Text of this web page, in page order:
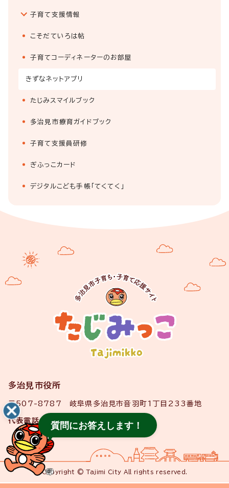
子育て支援情報
こそだていろは帖
子育てコーディネーターのお部屋
きずなネットアプリ
たじみスマイルブック
多治見市療育ガイドブック
子育て支援員研修
ぎふっこカード
デジタルこども手帳「てくてく」
多治見市役所
〒507-8787 岐阜県多治見市音羽町1丁目233番地
代表電話 0572-22-1111
Copyright © Tajimi City All rights reserved.
質問にお答えします！